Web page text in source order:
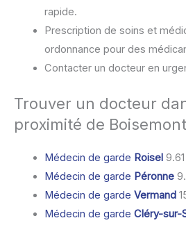
rapide.
Prescription de soins et
ordonnance pour des
Contacter un docteur en
Trouver un docteur
proximité de Boisemont
Médecin de garde Roisel
Médecin de garde Péronne
Médecin de garde Vermand
Médecin de garde Cléry-sur-